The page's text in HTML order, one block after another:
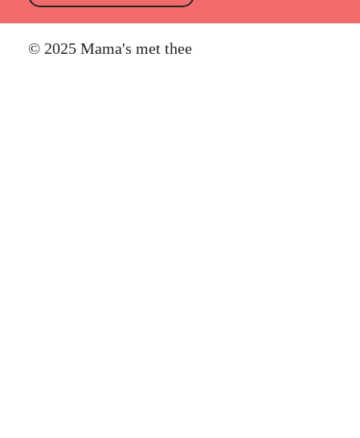
© 2025 Mama's met thee